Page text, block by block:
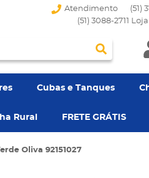
Atendimento
(51)
(51) 3088-2711
Cubas e Tanques
Rural FRETE GRÁTIS
Oliva 92151027